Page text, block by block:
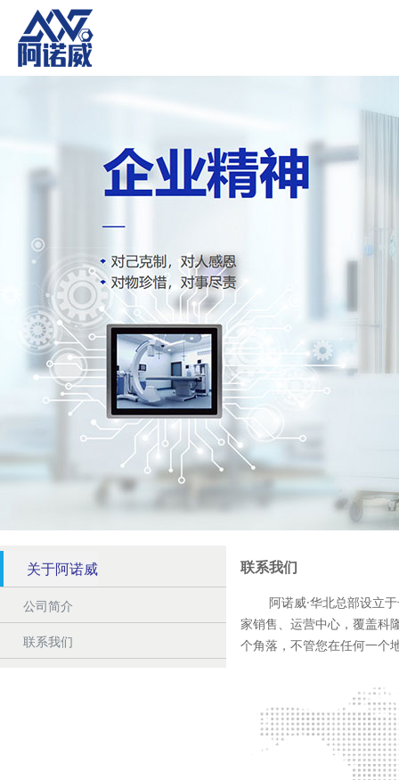
关于阿诺威
公司简介
联系我们
联系我们
阿诺威·华北总部设立于
家销售、运营中心，覆盖科
个角落，不管您在任何一个